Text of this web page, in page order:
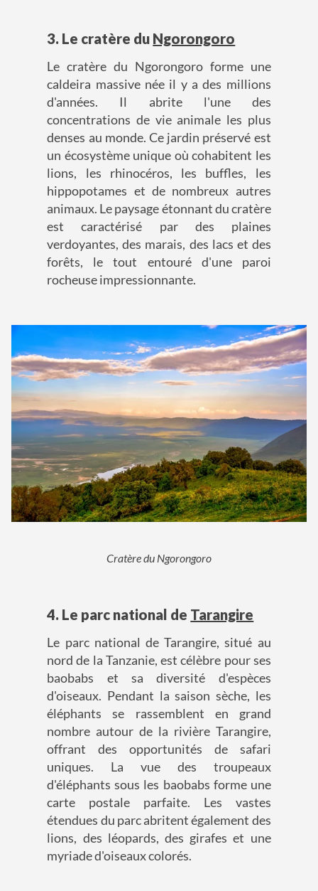
3. Le cratère du Ngorongoro
Le cratère du Ngorongoro forme une
caldeira massive née il y a des millions
d'années. Il abrite l'une des
concentrations de vie animale les plus
denses au monde. Ce jardin préservé est
un écosystème unique où cohabitent les
lions, les rhinocéros, les buffles, les
hippopotames et de nombreux autres
animaux. Le paysage étonnant du cratère
est caractérisé par des plaines
verdoyantes, des marais, des lacs et des
forêts, le tout entouré d'une paroi
rocheuse impressionnante.
Cratère du Ngorongoro
4. Le parc national de Tarangire
Le parc national de Tarangire, situé au
nord de la Tanzanie, est célèbre pour ses
baobabs et sa diversité d'espèces
d'oiseaux. Pendant la saison sèche, les
éléphants se rassemblent en grand
nombre autour de la rivière Tarangire,
offrant des opportunités de safari
uniques. La vue des troupeaux
d'éléphants sous les baobabs forme une
carte postale parfaite. Les vastes
étendues du parc abritent également des
lions, des léopards, des girafes et une
myriade d'oiseaux colorés.